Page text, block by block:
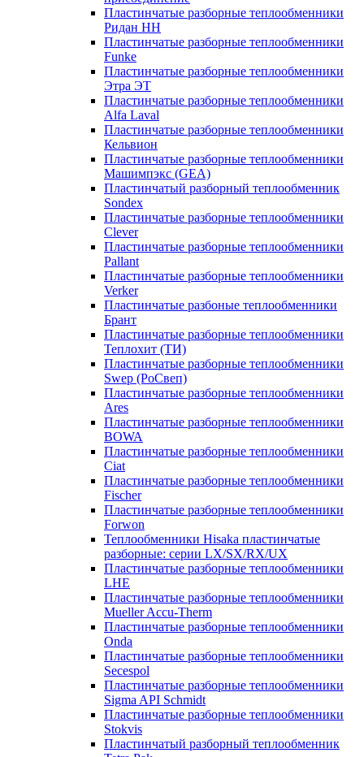
Пластинчатые разборные теплообменники
Ридан НН
Пластинчатые разборные теплообменники
Funke
Пластинчатые разборные теплообменники
Этра ЭТ
Пластинчатые разборные теплообменники
Alfa Laval
Пластинчатые разборные теплообменники
Кельвион
Пластинчатые разборные теплообменники
Машимпэкс (GEA)
Пластинчатый разборный теплообменник
Sondex
Пластинчатые разборные теплообменники
Clever
Пластинчатые разборные теплообменники
Pallant
Пластинчатые разборные теплообменники
Verker
Пластинчатые разбоные теплообменники
Брант
Пластинчатые разборные теплообменники
Теплохит (ТИ)
Пластинчатые разборные теплообменники
Swep (РоСвеп)
Пластинчатые разборные теплообменники
Ares
Пластинчатые разборные теплообменники
BOWA
Пластинчатые разборные теплообменники
Ciat
Пластинчатые разборные теплообменники
Fischer
Пластинчатые разборные теплообменники
Forwon
Теплообменники Hisaka пластинчатые
разборные: серии LX/SX/RX/UX
Пластинчатые разборные теплообменники
LHE
Пластинчатые разборные теплообменники
Mueller Accu-Therm
Пластинчатые разборные теплообменники
Onda
Пластинчатые разборные теплообменники
Secespol
Пластинчатые разборные теплообменники
Sigma API Schmidt
Пластинчатые разборные теплообменники
Stokvis
Пластинчатый разборный теплообменник